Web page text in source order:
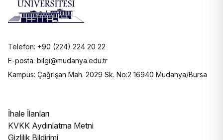
Telefon: +90 (224) 224 20 22
E-posta: bilgi@mudanya.edu.tr
Kampüs: Çağrışan Mah. 2029 Sk. No:2 16940 Mudanya/Bursa
İhale İlanları
KVKK Aydınlatma Metni
Gizlilik Bildirimi